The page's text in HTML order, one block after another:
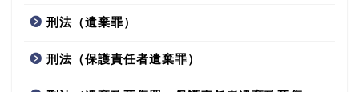
刑法（遺棄罪）
刑法（保護責任者遺棄罪）